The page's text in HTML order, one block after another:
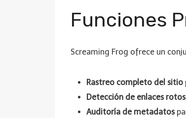
Funciones
Screaming Frog ofrece un
Rastreo completo del sitio
Detección de enlaces
Auditoría de metadatos